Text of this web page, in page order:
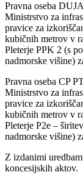
Pravna oseba
Ministrstvo za
pravice za
kubičnih metrov v
Pleterje PPK 2 (s
nadmorske višine)
Pravna oseba CP
Ministrstvo za
pravice za
kubičnih metrov v
Pleterje P2e –
nadmorske višine)
Z izdanimi
koncesijskih aktov.